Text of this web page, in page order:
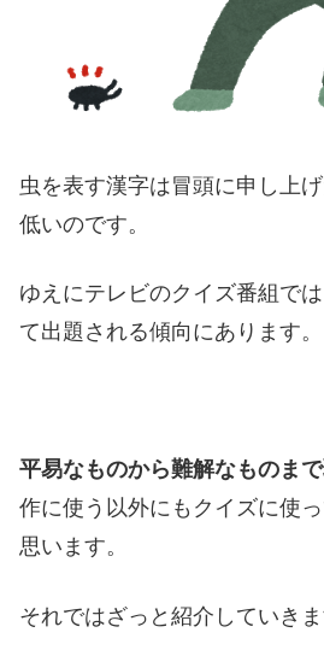
虫を表す漢字は冒頭に申し上
低いのです。
ゆえにテレビのクイズ番組で
て出題される傾向にあります。
平易なものから難解なものま
作に使う以外にもクイズに使
思います。
それではざっと紹介していきま